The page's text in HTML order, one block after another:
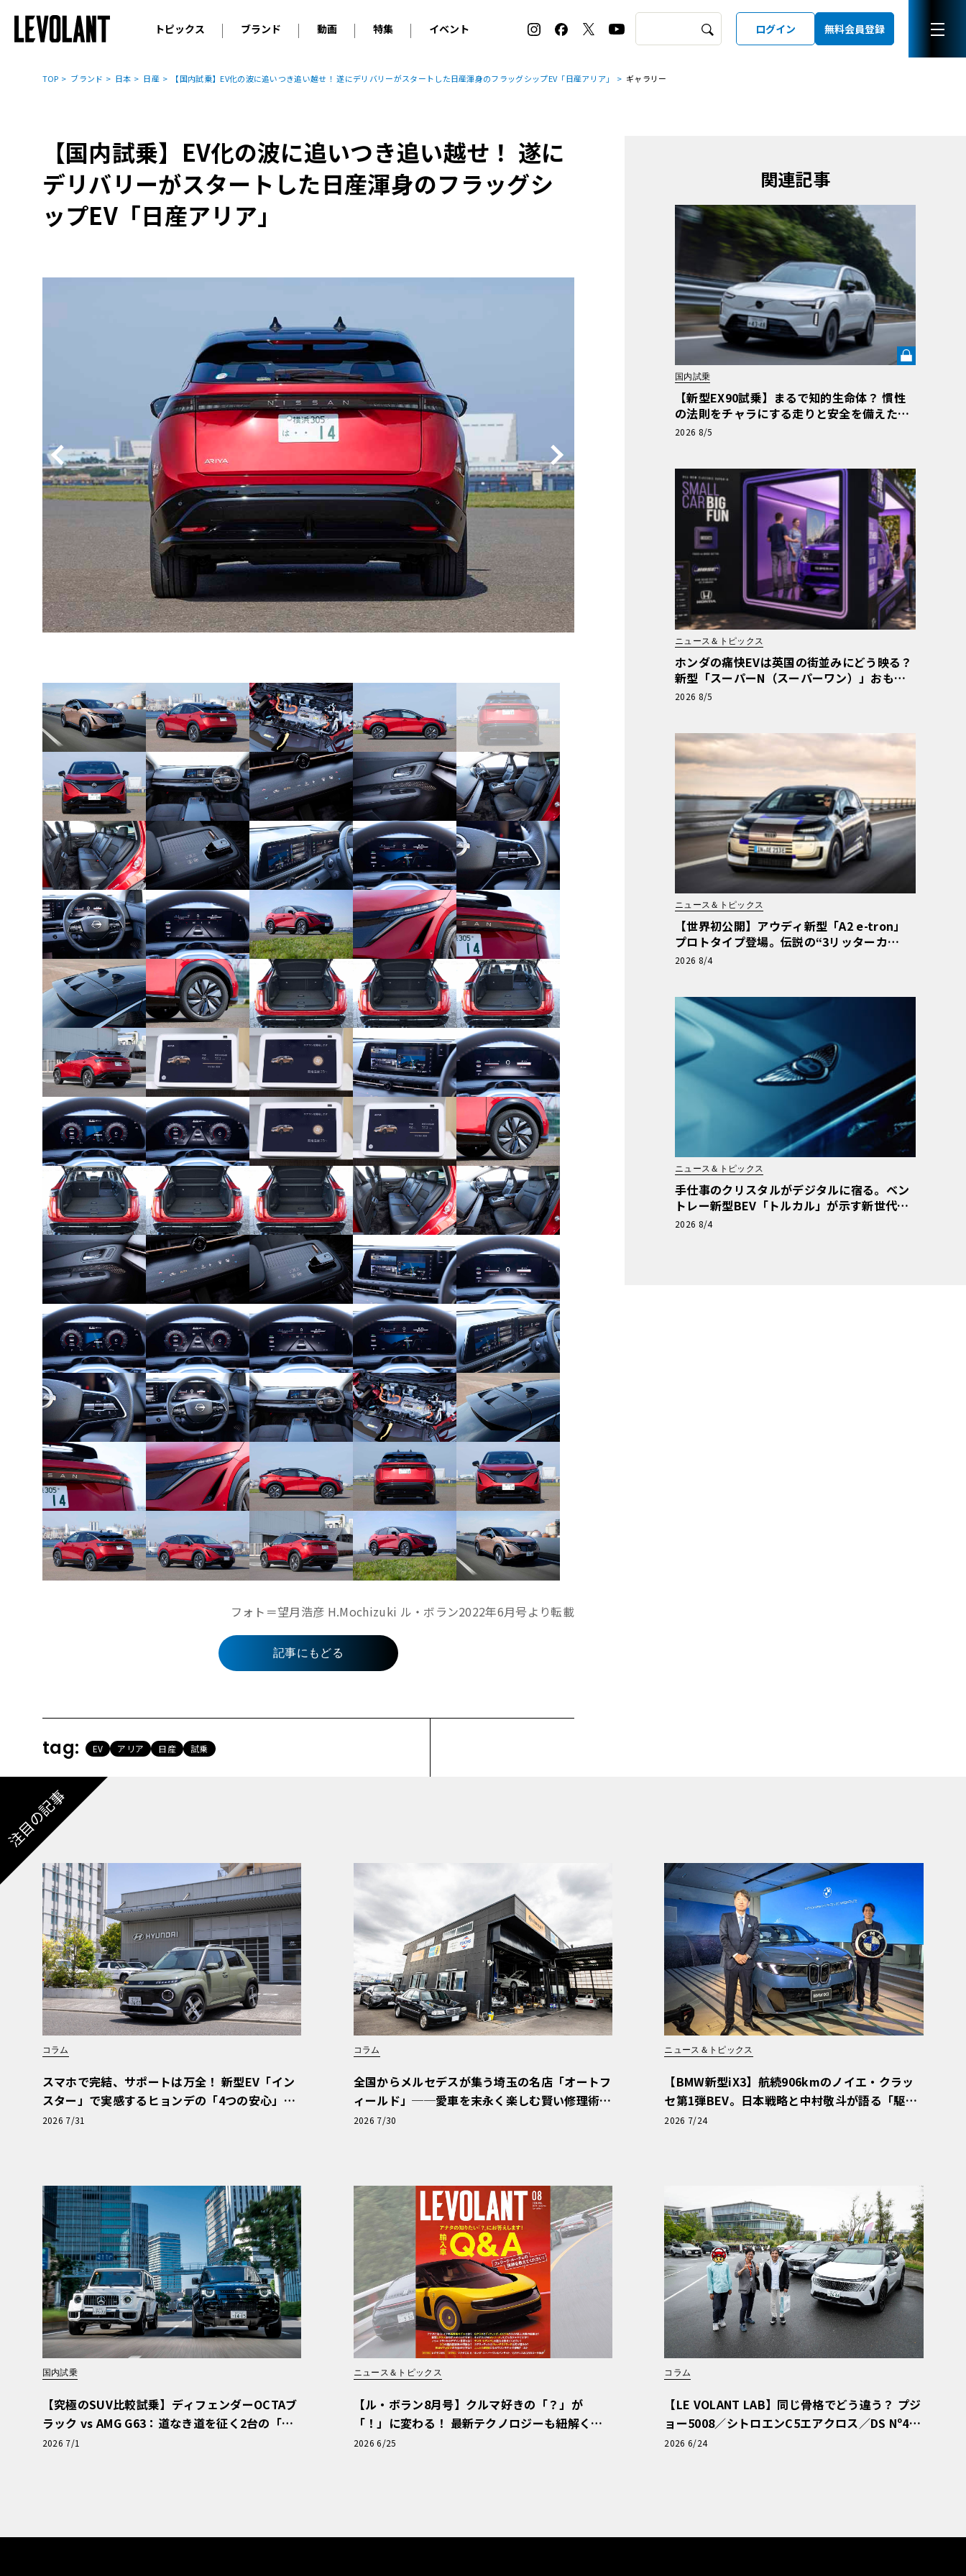
トピックス
ニュース
コラム
ブランド
輸入車 アウディ BMW
アルピナ
プジョー
ルノー
アバルト
アルファ・ロメオ
フェラーリ
フィアット
ランボルギーニ
マセラティ
アストン・マーティン
BYD
その他
国産車 レクサス トヨタ
ホンダ
スバル
マツダ
ダイハツ
スズキ
光岡
動画
オリジナル動画
特集
2026 サマータイヤ＆ホイール バイヤーズガイド
ホイールカタログ
タイヤ特集
イベント
ル・ボラン カーズ・ミート2026横浜
EV:LIFE KOBE 2025
ル・ボラン カーズ・ミート2025横浜
ログイン 無料会員登録
TOP ブランド 日本 日産 【国内試乗】EV化の波に追いつき追い越せ！ 遂にデリバリーがスタートした日産渾身のフラッグシップEV「日産アリア」 ギャラリー
【国内試乗】EV化の波に追いつき追い越せ！ 遂に
デリバリーがスタートした日産渾身のフラッグシ
ップEV「日産アリア」
フォト＝望月浩彦 H.Mochizuki ル・ボラン2022年6月号より転載
記事にもどる
tag: EV アリア 日産 試乗
関連記事
国内試乗
【新型EX90試乗】まるで知的生命体？ 慣性
の法則をチャラにする走りと安全を備えた、
ボルボ新旗艦EVの結論《LE VOLANT LAB》
2026 8/5
ニュース＆トピックス
ホンダの痛快EVは英国の街並みにどう映る？
新型「スーパーN（スーパーワン）」おもち
ゃ箱ツアーの全貌
2026 8/5
ニュース＆トピックス
【世界初公開】アウディ新型「A2 e-tron」
プロトタイプ登場。伝説の“3リッターカ
ー”が最高効率エントリーBEVとして復活
2026 8/4
ニュース＆トピックス
手仕事のクリスタルがデジタルに宿る。ベン
トレー新型BEV「トルカル」が示す新世代ラ
グジュアリー
2026 8/4
注目の記事
コラム
スマホで完結、サポートは万全！ 新型EV「イン
スター」で実感するヒョンデの「4つの安心」
【第1回・ヒョンデ6つの疑問：Why? Hyunda
2026 7/31
コラム
全国からメルセデスが集う埼玉の名店「オートフ
ィールド」──愛車を末永く楽しむ賢い修理術
と、プロがフックス製オイルを選ぶ理由〈PR〉
2026 7/30
ニュース＆トピックス
【BMW新型iX3】航続906kmのノイエ・クラッ
セ第1弾BEV。日本戦略と中村敬斗が語る「駆け
ぬける歓び」
2026 7/24
国内試乗
【究極のSUV比較試乗】ディフェンダーOCTAブ
ラック vs AMG G63：道なき道を征く2台の「対
極的アプローチ」
2026 7/1
ニュース＆トピックス
【ル・ボラン8月号】クルマ好きの「？」が
「！」に変わる！ 最新テクノロジーも紐解く
「輸入車Q&A」
2026 6/25
コラム
【LE VOLANT LAB】同じ骨格でどう違う？ プジ
ョー5008／シトロエンC5エアクロス／DS Nº4
読者一気乗りレポート
2026 6/24